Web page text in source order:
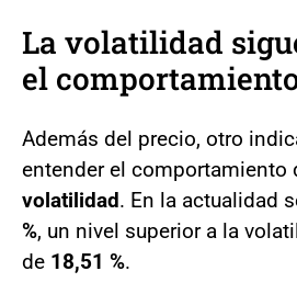
La volatilidad
el
Además del precio, otro
entender el comportamiento
volatilidad. En la actualidad
%, un nivel superior a la
de 18,51 %.